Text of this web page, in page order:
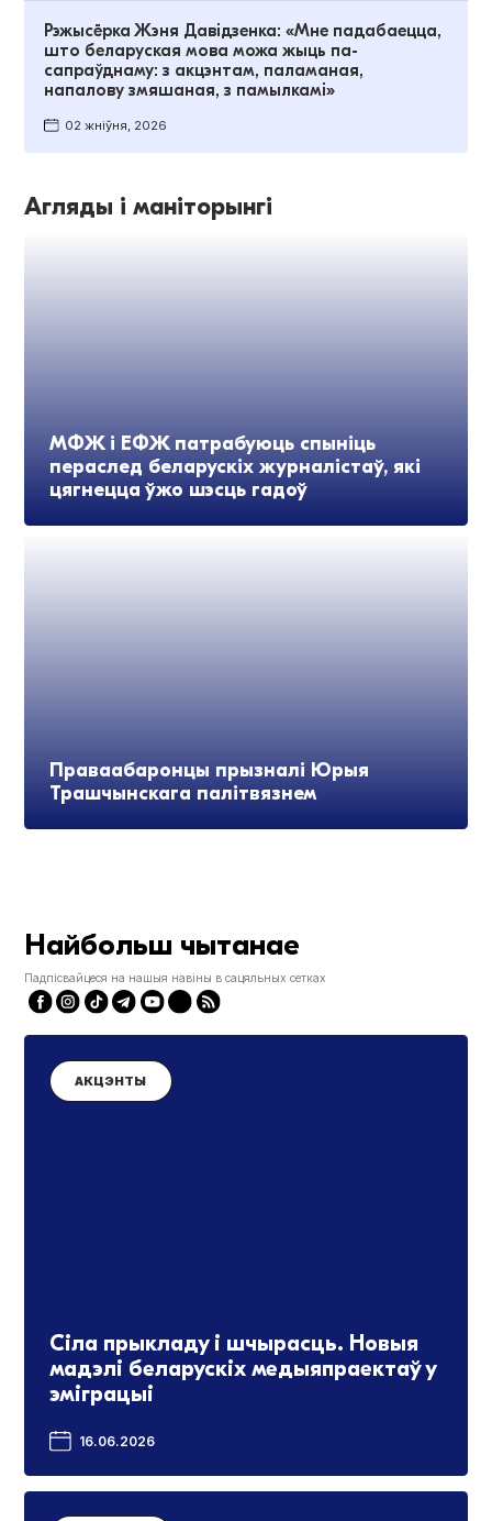
Рэжысёрка Жэня Давідзенка: «Мне падабаецца,
што беларуская мова можа жыць па-
сапраўднаму: з акцэнтам, паламаная,
напалову змяшаная, з памылкамі»
02 жніўня, 2026
Агляды і маніторынгі
МФЖ і ЕФЖ патрабуюць спыніць
пераслед беларускіх журналістаў, які
цягнецца ўжо шэсць гадоў
Праваабаронцы прызналі Юрыя
Трашчынскага палітвязнем
Найбольш чытанае
Падпісвайцеся на нашыя навіны в сацяльных сетках
АКЦЭНТЫ
Сіла прыкладу і шчырасць. Новыя
мадэлі беларускіх медыяпраектаў у
эміграцыі
16.06.2026